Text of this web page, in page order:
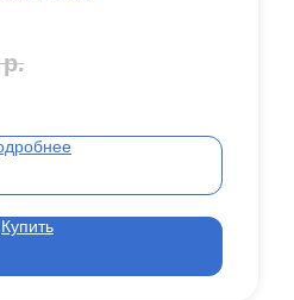
р.
Купить